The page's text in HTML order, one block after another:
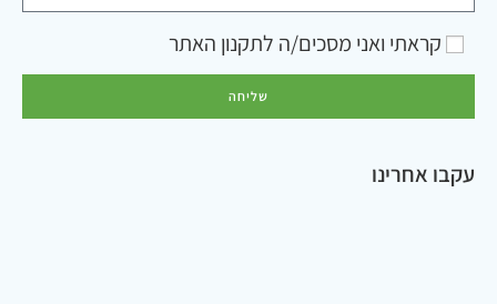
קראתי ואני מסכים/ה לתקנון האתר
שליחה
עקבו אחרינו